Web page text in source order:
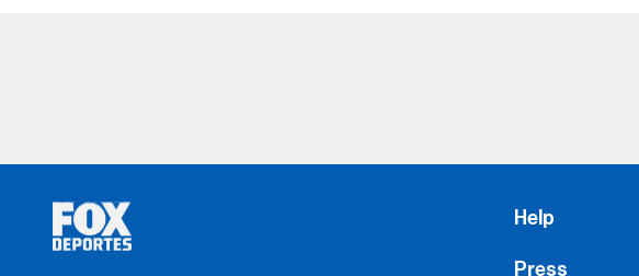
Help
Press